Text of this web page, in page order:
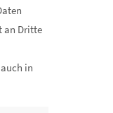
an Dritte
in